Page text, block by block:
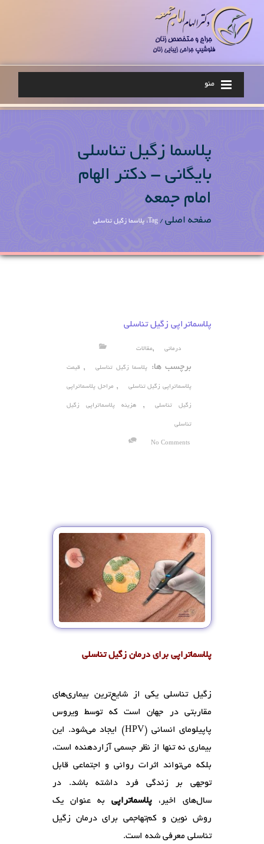
منو
پلاسما زگیل تناسلی
بایگانی - دکتر الهام
امام جمعه
صفحه اصلی / Tag: پلاسما زگیل تناسلی
پلاسماتراپی زگیل تناسلی
درمانی ,مقالات
برچسب ها: پلاسما زگیل تناسلی , قیمت
پلاسماتراپی زگیل تناسلی , مراحل پلاسماتراپی
زگیل تناسلی , هزینه پلاسماتراپی زگیل
تناسلی
No Comments
پلاسماتراپی برای درمان زگیل تناسلی
زگیل تناسلی یکی از شایع‌ترین بیماری‌های
مقاربتی در جهان است که توسط ویروس
پاپیلومای انسانی (HPV) ایجاد می‌شود. این
بیماری نه تنها از نظر جسمی آزاردهنده است،
بلکه می‌تواند اثرات روانی و اجتماعی قابل
توجهی بر زندگی فرد داشته باشد. در
سال‌های اخیر، پلاسماتراپی به عنوان یک
روش نوین و کم‌تهاجمی برای درمان زگیل
تناسلی معرفی شده است.